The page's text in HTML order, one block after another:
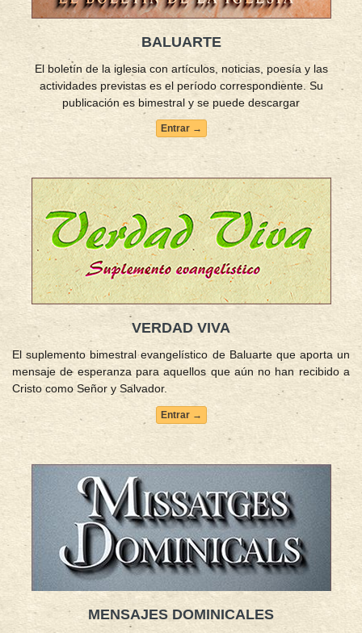
BALUARTE
El boletín de la iglesia con artículos, noticias, poesía y las
actividades previstas es el período correspondiente. Su
publicación es bimestral y se puede descargar
Entrar →
VERDAD VIVA
El suplemento bimestral evangelístico de Baluarte que aporta un
mensaje de esperanza para aquellos que aún no han recibido a
Cristo como Señor y Salvador.
Entrar →
MENSAJES DOMINICALES